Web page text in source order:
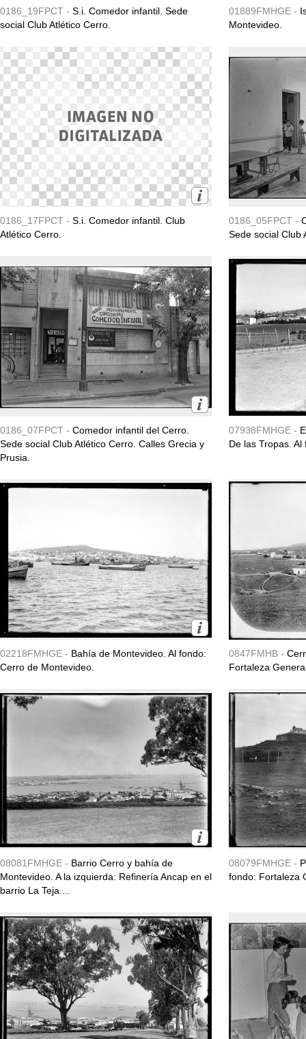
0186_19FPCT - S.i. Comedor infantil. Sede
social Club Atlético Cerro.
01889FMHGE -
Montevideo.
0186_17FPCT - S.i. Comedor infantil. Club
Atlético Cerro.
0186_05FPCT -
Sede social Club
0186_07FPCT - Comedor infantil del Cerro.
Sede social Club Atlético Cerro. Calles Grecia y
Prusia.
07938FMHGE -
De las Tropas.
02218FMHGE - Bahía de Montevideo. Al fondo:
Cerro de Montevideo.
0847FMHB -
Fortaleza
08081FMHGE - Barrio Cerro y bahía de
Montevideo. A la izquierda: Refinería Ancap en el
barrio La Teja....
08079FMHGE -
fondo: Fortaleza